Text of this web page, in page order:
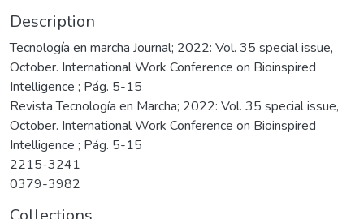
Description
Tecnología en marcha Journal; 2022: Vol. 35 special issue,
October. International Work Conference on Bioinspired
Intelligence ; Pág. 5-15
Revista Tecnología en Marcha; 2022: Vol. 35 special issue,
October. International Work Conference on Bioinspired
Intelligence ; Pág. 5-15
2215-3241
0379-3982